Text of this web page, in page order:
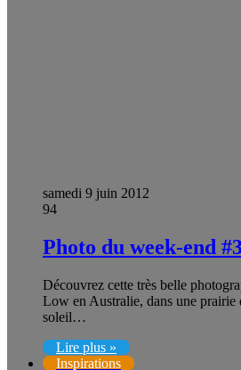
samedi 9 juin 2012
94
Photo du week-end
Découvrez cette très belle
Low en Australie, dans une prairie
soleil…
Lire plus »
Inspirations